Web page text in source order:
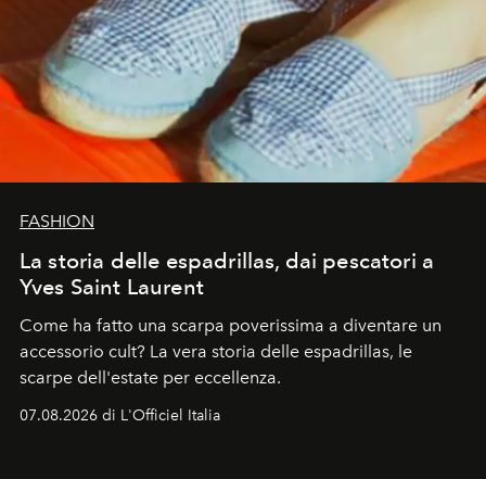
FASHION
La storia delle espadrillas, dai pescatori a
Yves Saint Laurent
Come ha fatto una scarpa poverissima a diventare un
accessorio cult? La vera storia delle espadrillas, le
scarpe dell'estate per eccellenza.
07.08.2026 di L'Officiel Italia